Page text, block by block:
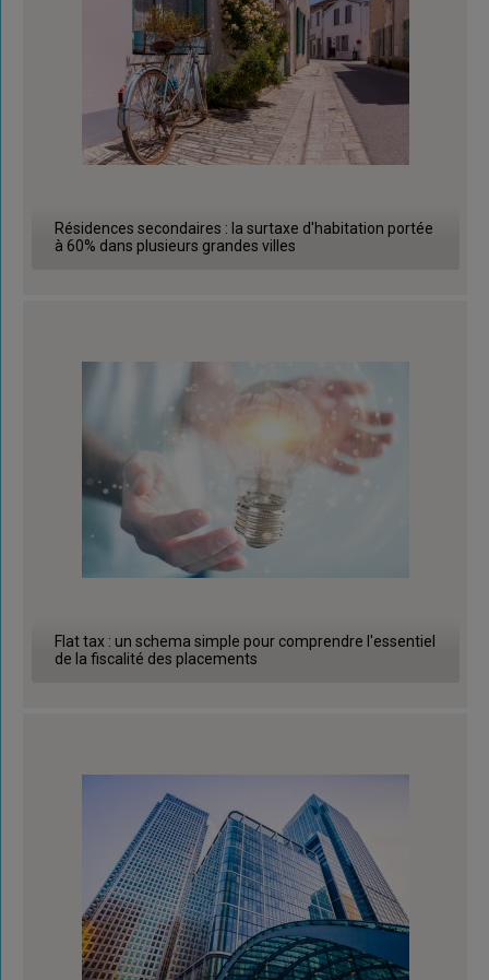
Résidences secondaires : la surtaxe d'habitation portée
à 60% dans plusieurs grandes villes
Flat tax : un schema simple pour comprendre l'essentiel
de la fiscalité des placements